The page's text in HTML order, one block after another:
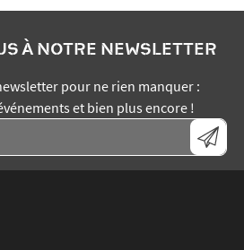
À NOTRE NEWSLETTER
pour ne rien manquer :
et bien plus encore !